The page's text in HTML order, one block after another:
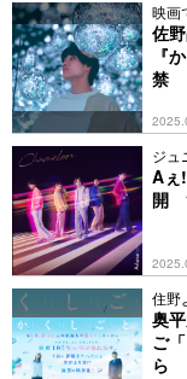
映画
佐
『
禁
ジュ
Aぇ
開
住野
解禁
奥
ご
ら